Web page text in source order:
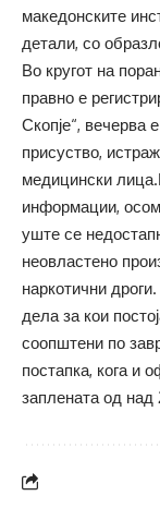
македонските
детали, со
Во кругот на
правно е
Скопје“, вечерва
присуство,
медицински
информации,
уште се
неовластено
наркотични
дела за кои
соопштени по
постапка, кога и
заплената од над